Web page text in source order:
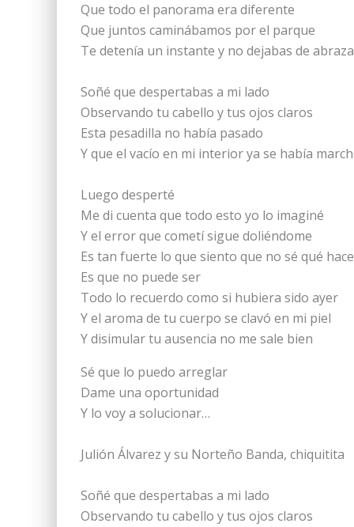
Que todo el panorama era diferente
Que juntos caminábamos por el parque
Te detenía un instante y no dejabas de
Soñé que despertabas a mi lado
Observando tu cabello y tus ojos claros
Esta pesadilla no había pasado
Y que el vacío en mi interior ya se había
Luego desperté
Me di cuenta que todo esto yo lo imaginé
Y el error que cometí sigue doliéndome
Es tan fuerte lo que siento que no sé qué
Es que no puede ser
Todo lo recuerdo como si hubiera sido ayer
Y el aroma de tu cuerpo se clavó en mi piel
Y disimular tu ausencia no me sale bien
Sé que lo puedo arreglar
Dame una oportunidad
Y lo voy a solucionar…
Julión Álvarez y su Norteño Banda, chiquitita
Soñé que despertabas a mi lado
Observando tu cabello y tus ojos claros